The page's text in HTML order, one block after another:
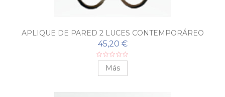
APLIQUE DE PARED 2 LUCES CONTEMPORÁREO
45,20 €
Más